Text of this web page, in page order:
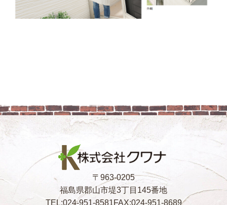
〒963-0205
福島県郡山市堤3丁目145番地
TEL:024-951-8581FAX:024-951-8689